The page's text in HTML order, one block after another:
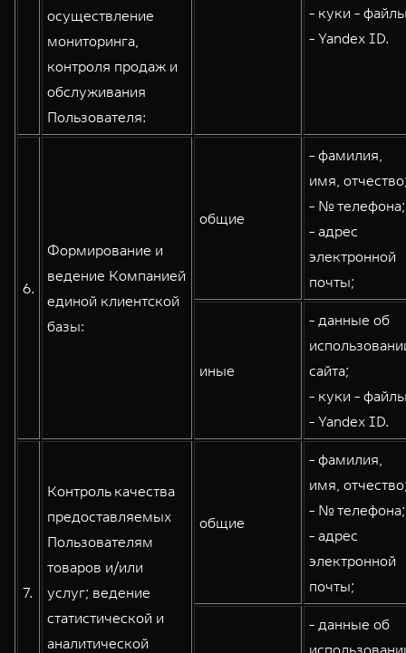
осуществление
мониторинга,
контроля продаж и
обслуживания
Пользователя:
- куки -
- Yandex ID.
6.
Формирование и
ведение Компанией
единой клиентской
базы:
общие
- фамилия,
имя,
- № телефона;
- адрес
электронной
почты;
иные
- данные об
сайта;
- куки -
- Yandex ID.
7.
Контроль качества
предоставляемых
Пользователям
товаров и/или
услуг; ведение
статистической и
аналитической
общие
- фамилия,
имя,
- № телефона;
- адрес
электронной
почты;
- данные об